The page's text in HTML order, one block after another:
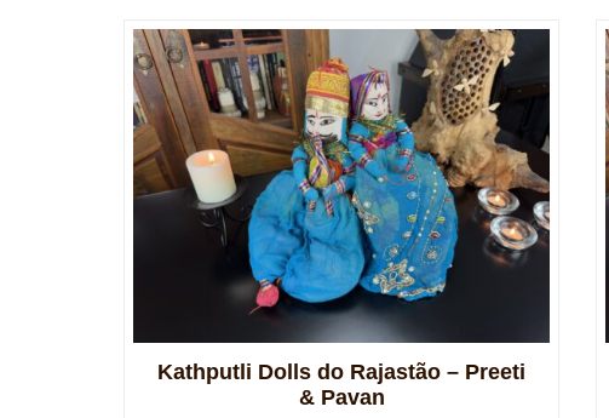
Kathputli Dolls do Rajastão – Preeti
& Pavan